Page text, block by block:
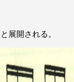
展開される。